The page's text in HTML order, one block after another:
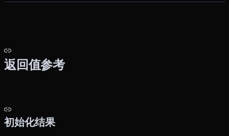
返回值参考
初始化结果